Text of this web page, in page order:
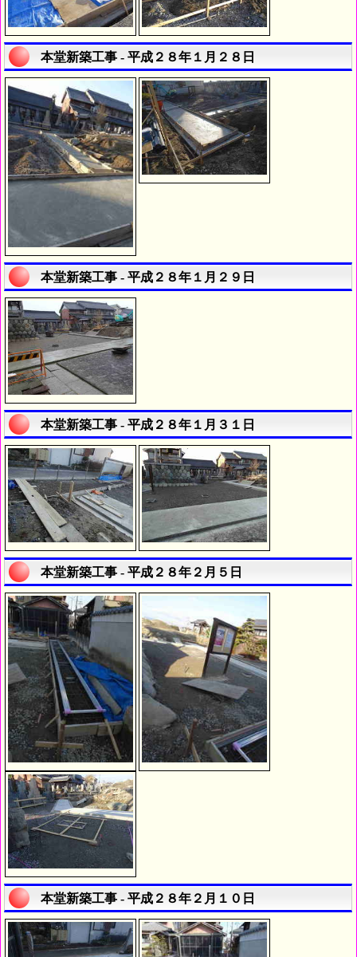
本堂新築工事 - 平成２８年１月２８日
本堂新築工事 - 平成２８年１月２９日
本堂新築工事 - 平成２８年１月３１日
本堂新築工事 - 平成２８年２月５日
本堂新築工事 - 平成２８年２月１０日